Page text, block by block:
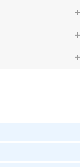
が選択肢にない、よく分
しないパソコンのデータ
インできないパソコンの
のプログラムを削除した
が選択肢にない、よく分